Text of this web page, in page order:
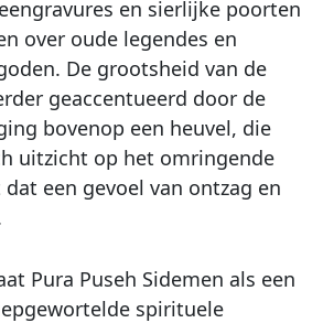
en sierlijke poorten
over oude legendes en
De grootsheid van de
geaccentueerd door de
bovenop een heuvel, die
uitzicht op het omringende
een gevoel van ontzag en
Pura Puseh Sidemen als een
spirituele